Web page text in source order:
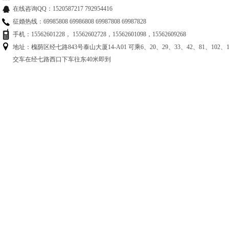
在线咨询QQ：1520587217 792954416
征婚热线：69985808 69986808 69987808 69987828
手机：15562601228， 15562602728，15562601098，15562609268
地址：槐荫区经七路843号泰山大厦14-A01 可乘6、20、29、33、42、81、102
交车在经七路西口下车往东40米即到